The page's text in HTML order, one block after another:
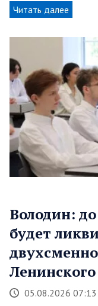
Читать далее
Володин:
будет
05.08.2026 07:13